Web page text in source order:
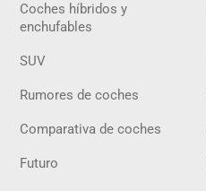
Coches híbridos y
enchufables
SUV
Rumores de coches
Comparativa de coches
Futuro